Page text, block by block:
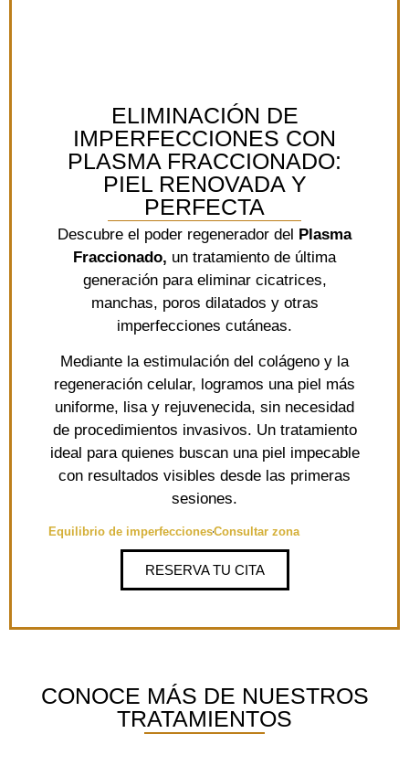
ELIMINACIÓN DE
IMPERFECCIONES CON
PLASMA FRACCIONADO:
PIEL RENOVADA Y
PERFECTA
Descubre el poder regenerador del Plasma
Fraccionado, un tratamiento de última
generación para eliminar cicatrices,
manchas, poros dilatados y otras
imperfecciones cutáneas.
Mediante la estimulación del colágeno y la
regeneración celular, logramos una piel más
uniforme, lisa y rejuvenecida, sin necesidad
de procedimientos invasivos. Un tratamiento
ideal para quienes buscan una piel impecable
con resultados visibles desde las primeras
sesiones.
Equilibrio de imperfeccionesConsultar zona
RESERVA TU CITA
CONOCE MÁS DE NUESTROS
TRATAMIENTOS